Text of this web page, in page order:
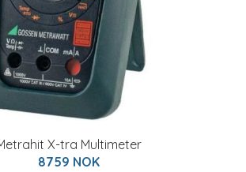
X-tra Multimeter
8759 NOK